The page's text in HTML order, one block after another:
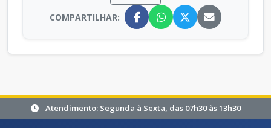
COMPARTILHAR:
Atendimento: Segunda à Sexta, das 07h30 às 13h30